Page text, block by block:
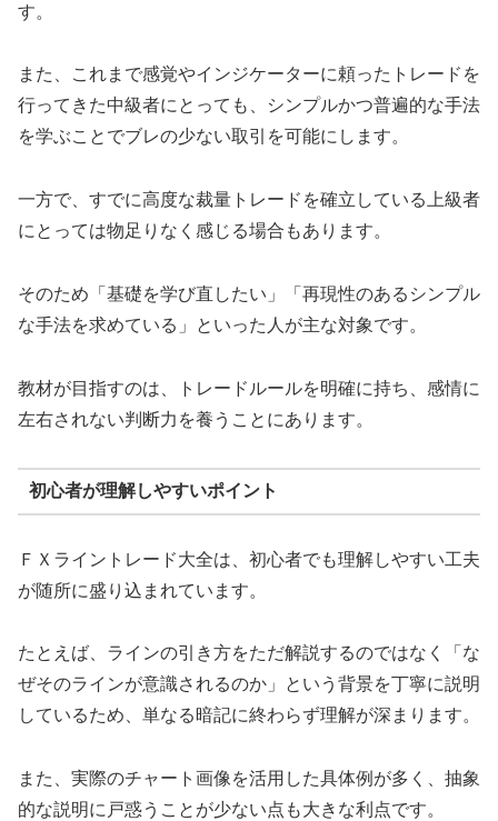
す。
また、これまで感覚やインジケーターに頼ったトレードを
行ってきた中級者にとっても、シンプルかつ普遍的な手法
を学ぶことでブレの少ない取引を可能にします。
一方で、すでに高度な裁量トレードを確立している上級者
にとっては物足りなく感じる場合もあります。
そのため「基礎を学び直したい」「再現性のあるシンプル
な手法を求めている」といった人が主な対象です。
教材が目指すのは、トレードルールを明確に持ち、感情に
左右されない判断力を養うことにあります。
初心者が理解しやすいポイント
ＦＸライントレード大全は、初心者でも理解しやすい工夫
が随所に盛り込まれています。
たとえば、ラインの引き方をただ解説するのではなく「な
ぜそのラインが意識されるのか」という背景を丁寧に説明
しているため、単なる暗記に終わらず理解が深まります。
また、実際のチャート画像を活用した具体例が多く、抽象
的な説明に戸惑うことが少ない点も大きな利点です。